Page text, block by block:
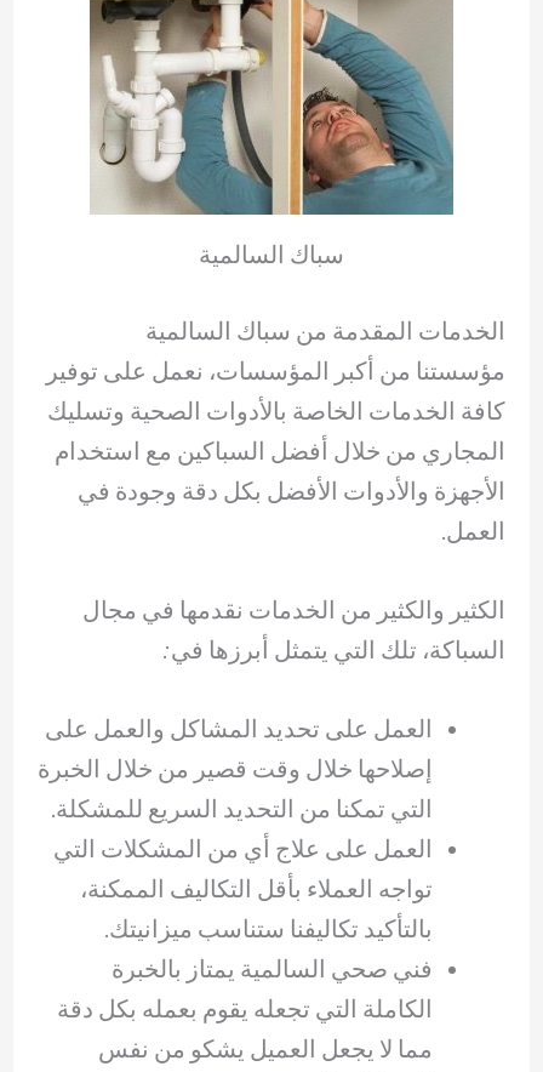
سباك السالمية
الخدمات المقدمة من سباك السالمية
مؤسستنا من أكبر المؤسسات، نعمل على توفير
كافة الخدمات الخاصة بالأدوات الصحية وتسليك
المجاري من خلال أفضل السباكين مع استخدام
الأجهزة والأدوات الأفضل بكل دقة وجودة في
العمل.
الكثير والكثير من الخدمات نقدمها في مجال
السباكة، تلك التي يتمثل أبرزها في:
العمل على تحديد المشاكل والعمل على
إصلاحها خلال وقت قصير من خلال الخبرة
التي تمكنا من التحديد السريع للمشكلة.
العمل على علاج أي من المشكلات التي
تواجه العملاء بأقل التكاليف الممكنة،
بالتأكيد تكاليفنا ستناسب ميزانيتك.
فني صحي السالمية يمتاز بالخبرة
الكاملة التي تجعله يقوم بعمله بكل دقة
مما لا يجعل العميل يشكو من نفس